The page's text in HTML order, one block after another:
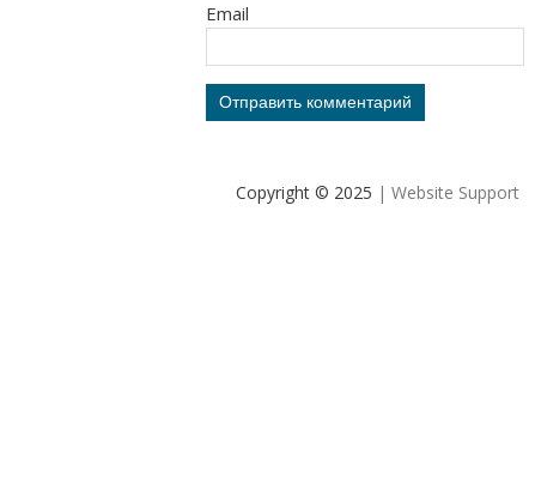
Email
Copyright © 2025 | Website Support